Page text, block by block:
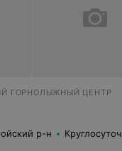
ГОРНОЛЫЖНЫЙ ЦЕНТР
р-н